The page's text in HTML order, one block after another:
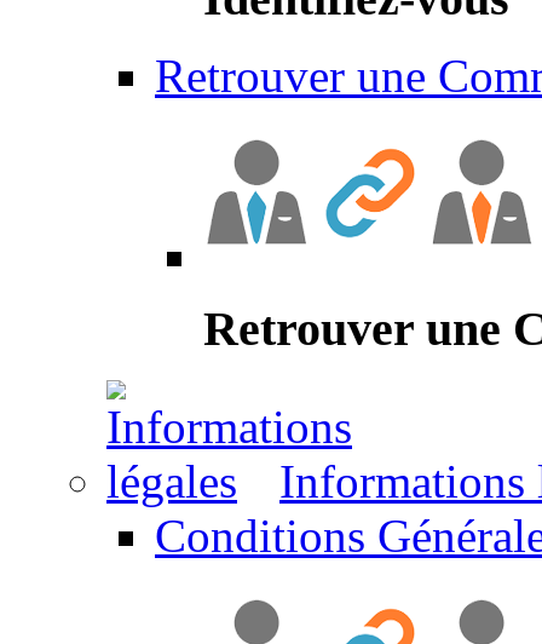
Retrouver une
Retrouver une
Informations
Conditions